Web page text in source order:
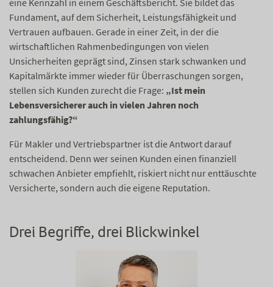
eine Kennzahl in einem Geschäftsbericht. Sie bildet das
Fundament, auf dem Sicherheit, Leistungsfähigkeit und
Vertrauen aufbauen. Gerade in einer Zeit, in der die
wirtschaftlichen Rahmenbedingungen von vielen
Unsicherheiten geprägt sind, Zinsen stark schwanken und
Kapitalmärkte immer wieder für Überraschungen sorgen,
stellen sich Kunden zurecht die Frage: „Ist mein
Lebensversicherer auch in vielen Jahren noch
zahlungsfähig?“
Für Makler und Vertriebspartner ist die Antwort darauf
entscheidend. Denn wer seinen Kunden einen finanziell
schwachen Anbieter empfiehlt, riskiert nicht nur enttäuschte
Versicherte, sondern auch die eigene Reputation.
Drei Begriffe, drei Blickwinkel